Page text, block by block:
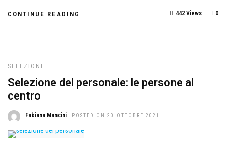
CONTINUE READING 0
442 Views
SELEZIONE
Selezione del personale: le persone al
centro
Fabiana Mancini POSTED ON 20 OTTOBRE 2021